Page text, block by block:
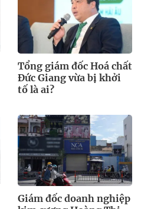
Tổng giám đốc Hoá chất
Đức Giang vừa bị khởi
tố là ai?
Giám đốc doanh nghiệp